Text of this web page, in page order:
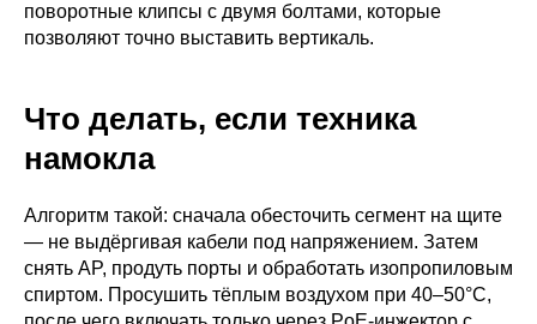
поворотные клипсы с двумя болтами, которые
позволяют точно выставить вертикаль.
Что делать, если техника
намокла
Алгоритм такой: сначала обесточить сегмент на щите
— не выдёргивая кабели под напряжением. Затем
снять AP, продуть порты и обработать изопропиловым
спиртом. Просушить тёплым воздухом при 40–50°C,